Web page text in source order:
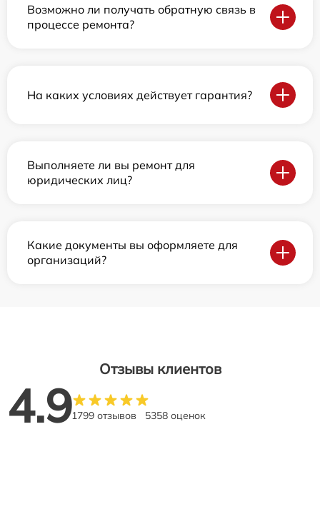
Возможно ли получать обратную связь в
процессе ремонта?
На каких условиях действует гарантия?
Выполняете ли вы ремонт для
юридических лиц?
Какие документы вы оформляете для
организаций?
Отзывы клиентов
4.91799 отзывов 5358 оценок